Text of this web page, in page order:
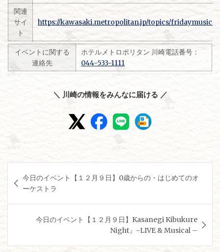
関連
サイ
ト
https://kawasaki.metropolitan.jp/topics/
イベントに関する
連絡先
ホテルメトロポリタン 川崎電話番号：
044-533-1111
＼ 川崎の情報をみんなに届ける ／
稿
ナ
ー
今日のイベント【１２月９日】0歳からの・はじめてのオ
ーケストラ
今日のイベント【１２月９日】Kasanegi Kibukure
Night』-LIVE & Musical –